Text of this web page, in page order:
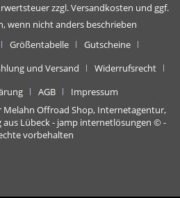
zzgl.Versandkosten und ggf.
wenn nicht anders beschrieben
Größentabelle
Gutscheine
und Versand
Widerrufsrecht
AGB
Impressum
Melahn Offroad Shop, Internetagentur,
Lübeck - jamp internetlösungen © -
vorbehalten